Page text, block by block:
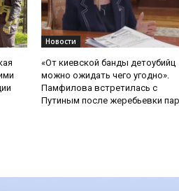
Новости
«От киевской банды детоубийц
можно ожидать чего угодно».
Памфилова встретилась с
Путиным после жеребьевки